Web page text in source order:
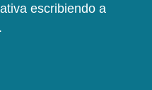
escribiendo a